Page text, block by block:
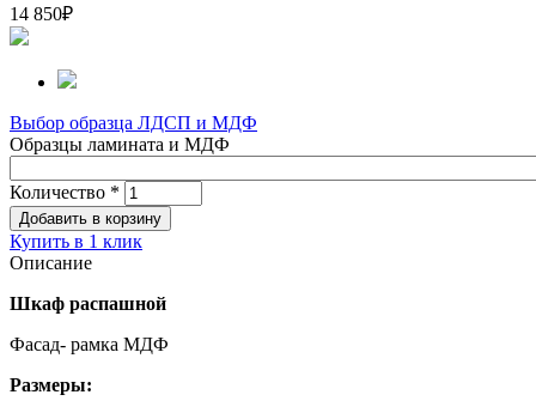
14 850₽
Выбор образца ЛДСП и МДФ
Образцы ламината и МДФ
Количество *
Купить в 1 клик
Описание
Шкаф распашной
Фасад- рамка МДФ
Размеры: